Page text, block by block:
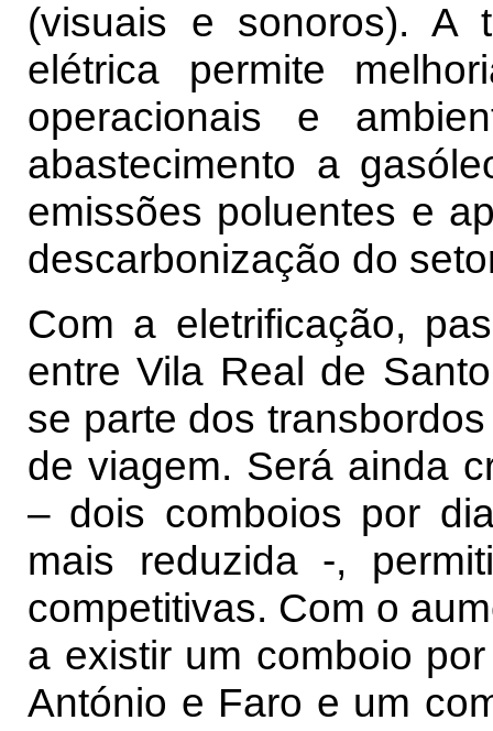
(visuais e sonoros). A
elétrica permite
operacionais e
abastecimento a
emissões poluentes e
descarbonização do
Com a eletrificação,
entre Vila Real de
se parte dos
de viagem. Será ainda
– dois comboios por
mais reduzida -,
competitivas. Com o
a existir um comboio
António e Faro e um